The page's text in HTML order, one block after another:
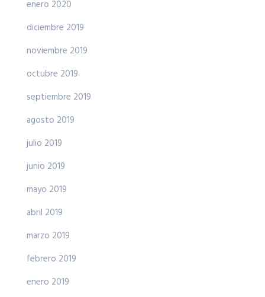
enero 2020
diciembre 2019
noviembre 2019
octubre 2019
septiembre 2019
agosto 2019
julio 2019
junio 2019
mayo 2019
abril 2019
marzo 2019
febrero 2019
enero 2019